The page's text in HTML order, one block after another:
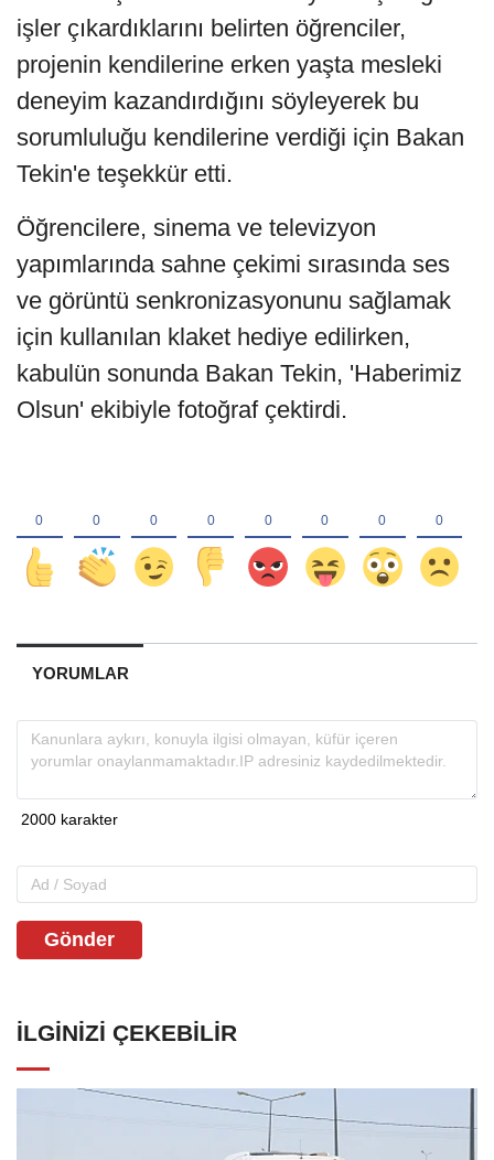
işler çıkardıklarını belirten öğrenciler,
projenin kendilerine erken yaşta mesleki
deneyim kazandırdığını söyleyerek bu
sorumluluğu kendilerine verdiği için Bakan
Tekin'e teşekkür etti.
Öğrencilere, sinema ve televizyon
yapımlarında sahne çekimi sırasında ses
ve görüntü senkronizasyonunu sağlamak
için kullanılan klaket hediye edilirken,
kabulün sonunda Bakan Tekin, 'Haberimiz
Olsun' ekibiyle fotoğraf çektirdi.
YORUMLAR
Gönder
İLGINIZI ÇEKEBILIR